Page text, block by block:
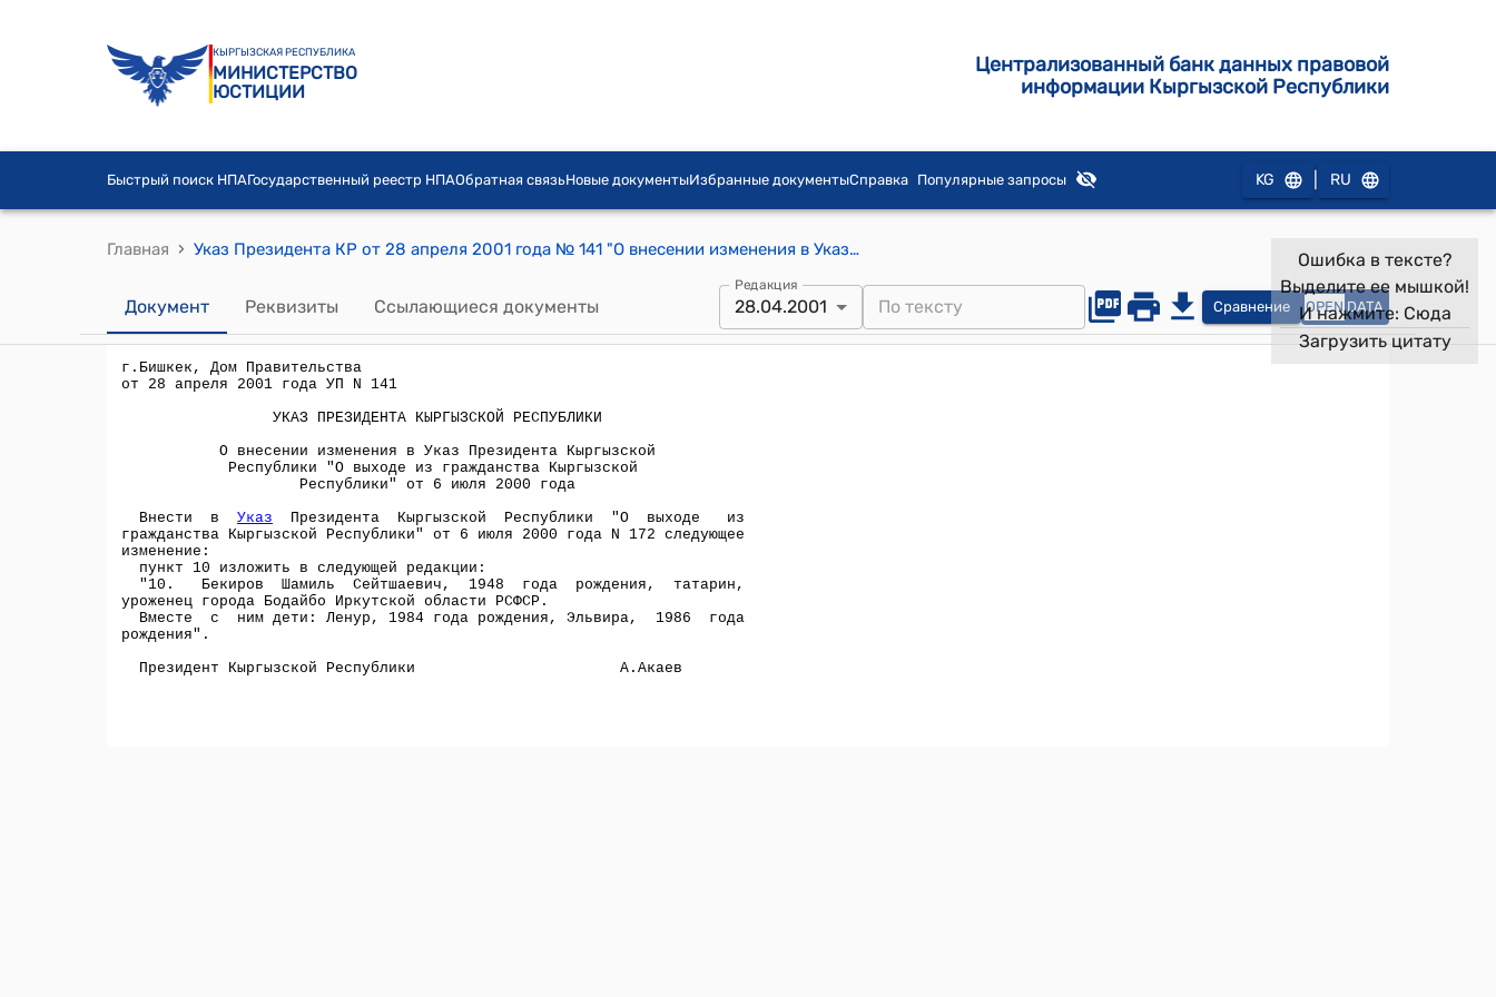
КЫРГЫЗСКАЯ РЕСПУБЛИКА
МИНИСТЕРСТВО
ЮСТИЦИИ
Централизованный банк данных правовой
информации Кыргызской Республики
Быстрый поиск НПАГосударственный реестр НПАОбратная связьНовые документыИзбранные документыСправка Популярные запросы KG RU
Главная › Указ Президента КР от 28 апреля 2001 года № 141 "О внесении изменения в Указ Президента Кыргызской Республики "О выходе из гражданства Кыргызской Республики" от 6 июля 2000 года"
Документ Реквизиты Ссылающиеся документы
Редакция
28.04.2001 Сравнение OPEN DATA
Ошибка в тексте?
Выделите ее мышкой!
И нажмите: Сюда
Загрузить цитату